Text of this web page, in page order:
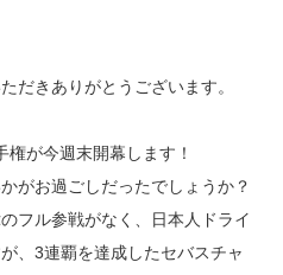
だきありがとうございます。
が今週末開幕します！
がお過ごしだったでしょうか？
フル参戦がなく、日本人ドライ
、3連覇を達成したセバスチャ